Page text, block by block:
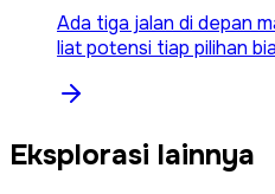
Ada tiga jalan di depan
liat potensi tiap pilihan
Eksplorasi lainnya